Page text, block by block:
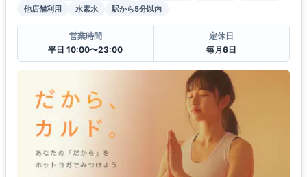
他店舗利用
水素水 駅から5分以内
営業時間
平日 10:00〜23:00
定休日
毎月6日